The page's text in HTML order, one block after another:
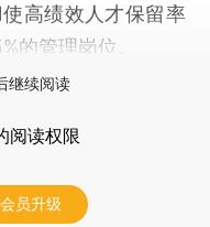
高绩效人才保留率
的管理岗位。
继续阅读
阅读权限
员升级